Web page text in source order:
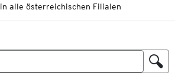
in alle österreichischen Filialen